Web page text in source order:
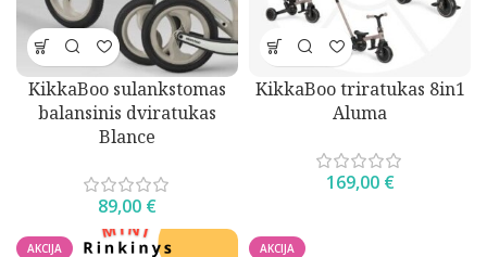
KikkaBoo sulankstomas
balansinis dviratukas
Blance
89,00 €
KikkaBoo triratukas 8in1
Aluma
169,00 €
AKCIJA
AKCIJA